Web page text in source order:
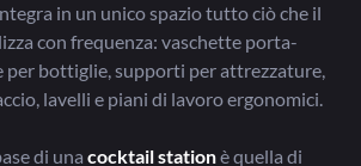
in un unico spazio tutto ciò che il
con frequenza: vaschette porta-
per bottiglie, supporti per attrezzature,
lavelli e piani di lavoro ergonomici.
di una cocktail stationè quella di